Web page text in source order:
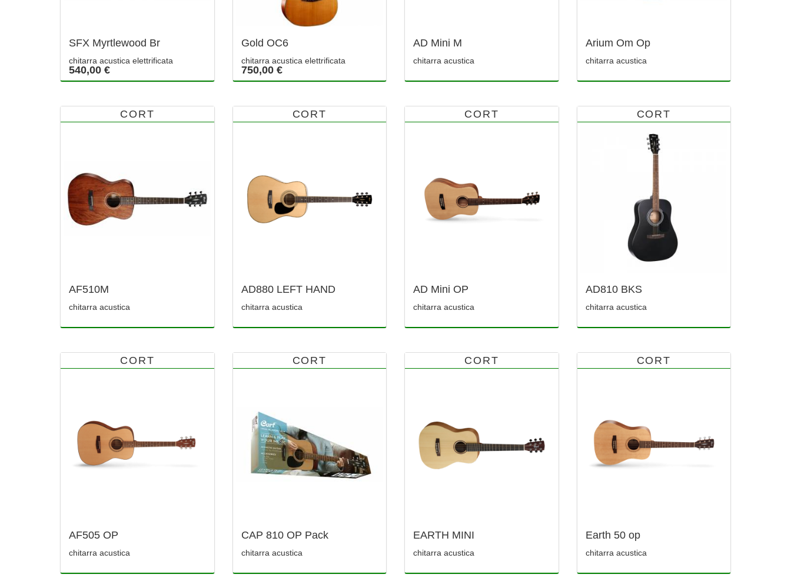
SFX Myrtlewood Br
chitarra acustica elettrificata
540,00 €
Gold OC6
chitarra acustica elettrificata
750,00 €
AD Mini M
chitarra acustica
Arium Om Op
chitarra acustica
CORT
AF510M
chitarra acustica
CORT
AD880 LEFT HAND
chitarra acustica
CORT
AD Mini OP
chitarra acustica
CORT
AD810 BKS
chitarra acustica
CORT
AF505 OP
chitarra acustica
CORT
CAP 810 OP Pack
chitarra acustica
CORT
EARTH MINI
chitarra acustica
CORT
Earth 50 op
chitarra acustica